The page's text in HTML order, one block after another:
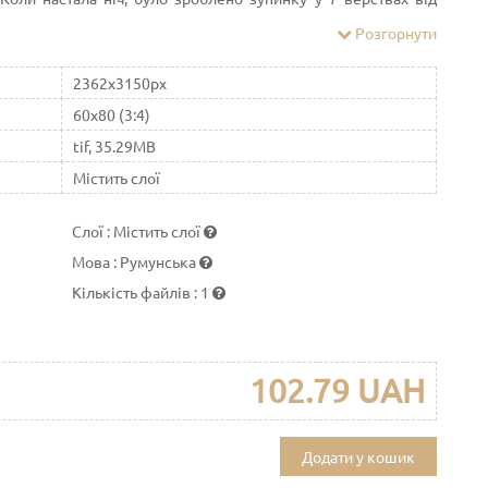
осявало околицю. Світло випромінювалось від вогняного
міст. Взявши жезл, святитель перейшов на інший
побачив у ньому ікону Пресвятої Богородиці, що стояла у
Розгорнути
2362x3150px
60x80 (3:4)
tif, 35.29MB
Містить слої
Слої : Містить слої
Мова : Румунська
Кількість файлів : 1
102.79 UAH
Додати у кошик